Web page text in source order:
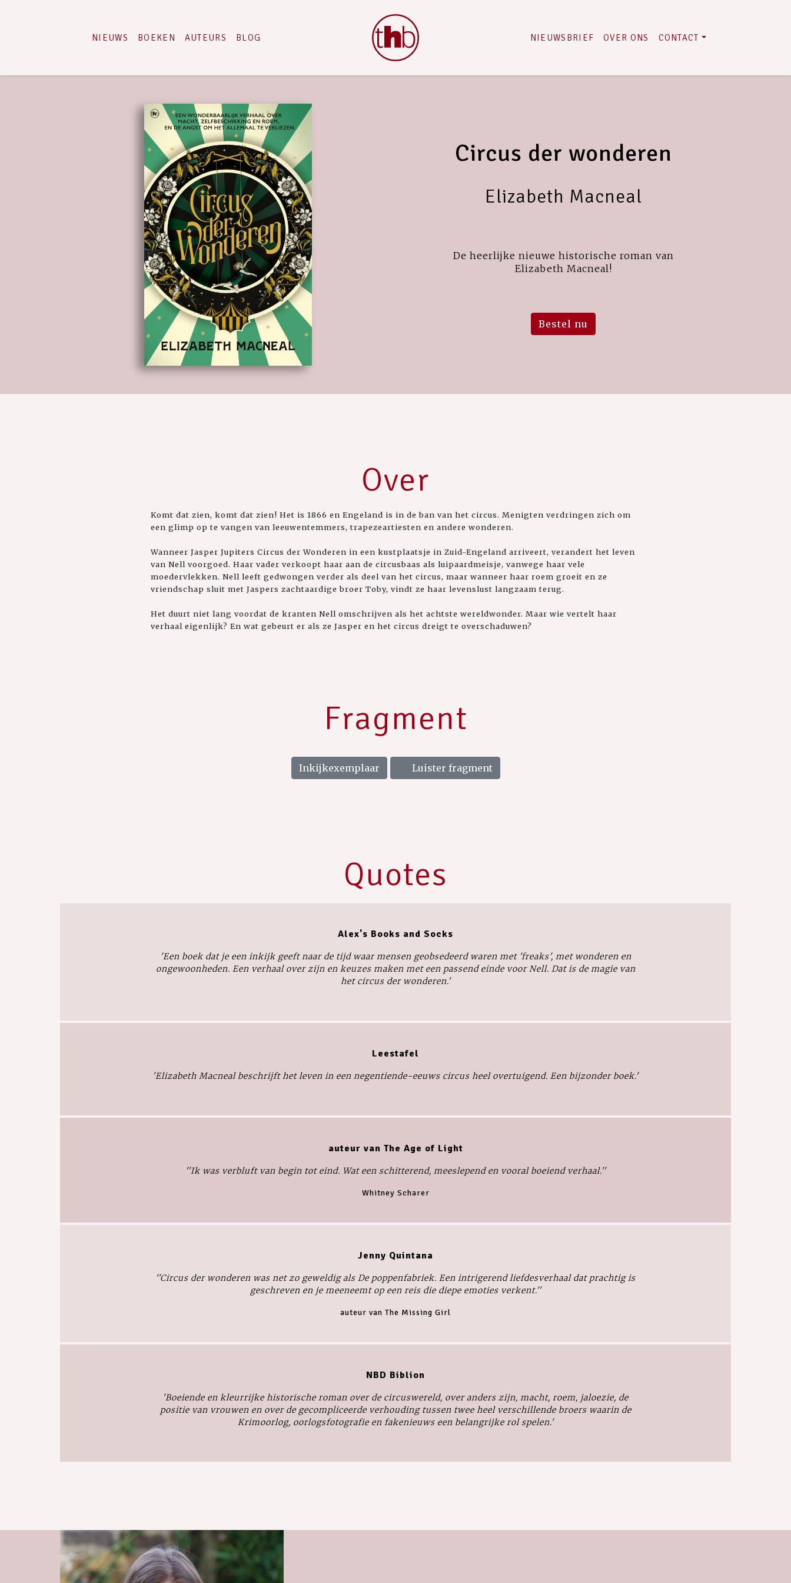
NIEUWS BOEKEN AUTEURS BLOG NIEUWSBRIEF OVER ONS CONTACT
Circus der wonderen
Elizabeth Macneal
De heerlijke nieuwe historische roman van
Elizabeth Macneal!
Bestel nu
Over
Komt dat zien, komt dat zien! Het is 1866 en Engeland is in de ban van het circus. Menigten verdringen zich om
een glimp op te vangen van leeuwentemmers, trapezeartiesten en andere wonderen.
Wanneer Jasper Jupiters Circus der Wonderen in een kustplaatsje in Zuid-Engeland arriveert, verandert het leven
van Nell voorgoed. Haar vader verkoopt haar aan de circusbaas als luipaardmeisje, vanwege haar vele
moedervlekken. Nell leeft gedwongen verder als deel van het circus, maar wanneer haar roem groeit en ze
vriendschap sluit met Jaspers zachtaardige broer Toby, vindt ze haar levenslust langzaam terug.
Het duurt niet lang voordat de kranten Nell omschrijven als het achtste wereldwonder. Maar wie vertelt haar
verhaal eigenlijk? En wat gebeurt er als ze Jasper en het circus dreigt te overschaduwen?
Fragment
Inkijkexemplaar Luister fragment
Quotes
Alex's Books and Socks
'Een boek dat je een inkijk geeft naar de tijd waar mensen geobsedeerd waren met 'freaks', met wonderen en
ongewoonheden. Een verhaal over zijn en keuzes maken met een passend einde voor Nell. Dat is de magie van
het circus der wonderen.'
Leestafel
'Elizabeth Macneal beschrijft het leven in een negentiende-eeuws circus heel overtuigend. Een bijzonder boek.'
auteur van The Age of Light
''Ik was verbluft van begin tot eind. Wat een schitterend, meeslepend en vooral boeiend verhaal.''
Whitney Scharer
Jenny Quintana
''Circus der wonderen was net zo geweldig als De poppenfabriek. Een intrigerend liefdesverhaal dat prachtig is
geschreven en je meeneemt op een reis die diepe emoties verkent.''
auteur van The Missing Girl
NBD Biblion
'Boeiende en kleurrijke historische roman over de circuswereld, over anders zijn, macht, roem, jaloezie, de
positie van vrouwen en over de gecompliceerde verhouding tussen twee heel verschillende broers waarin de
Krimoorlog, oorlogsfotografie en fakenieuws een belangrijke rol spelen.'